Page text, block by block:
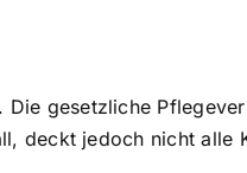
gesetzliche
deckt jedoch nicht alle